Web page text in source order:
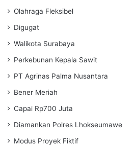
Olahraga Fleksibel
Digugat
Walikota Surabaya
Perkebunan Kepala Sawit
PT Agrinas Palma Nusantara
Bener Meriah
Capai Rp700 Juta
Diamankan Polres Lhokseumawe
Modus Proyek Fiktif